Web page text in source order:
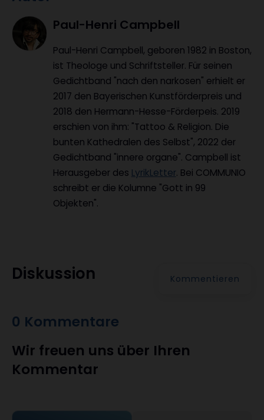
Paul-Henri Campbell
Paul-Henri Campbell, geboren 1982 in Boston,
ist Theologe und Schriftsteller. Für seinen
Gedichtband "nach den narkosen" erhielt er
2017 den Bayerischen Kunstförderpreis und
2018 den Hermann-Hesse-Förderpeis. 2019
erschien von ihm: "Tattoo & Religion. Die
bunten Kathedralen des Selbst", 2022 der
Gedichtband "innere organe". Campbell ist
Herausgeber des LyrikLetter. Bei COMMUNIO
schreibt er die Kolumne "Gott in 99
Objekten".
Diskussion Kommentieren
0 Kommentare
Wir freuen uns über Ihren
Kommentar